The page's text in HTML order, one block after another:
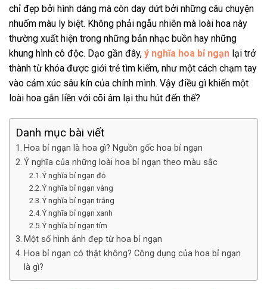
chỉ đẹp bởi hình dáng mà còn day dứt bởi những câu chuyện
nhuốm màu ly biệt. Không phải ngẫu nhiên mà loài hoa này
thường xuất hiện trong những bản nhạc buồn hay những
khung hình cô độc. Dạo gần đây, ý nghĩa hoa bỉ ngạn lại trở
thành từ khóa được giới trẻ tìm kiếm, như một cách chạm tay
vào cảm xúc sâu kín của chính mình. Vậy điều gì khiến một
loài hoa gắn liền với cõi âm lại thu hút đến thế?
Danh mục bài viết
Hoa bỉ ngạn là hoa gì? Nguồn gốc hoa bỉ ngạn
Ý nghĩa của những loài hoa bỉ ngạn theo màu sắc
Ý nghĩa bỉ ngạn đỏ
Ý nghĩa bỉ ngạn vàng
Ý nghĩa bỉ ngạn trắng
Ý nghĩa bỉ ngạn xanh
Ý nghĩa bỉ ngạn tím
Một số hình ảnh đẹp từ hoa bỉ ngạn
Hoa bỉ ngạn có thật không? Công dụng của hoa bỉ ngạn
là gì?